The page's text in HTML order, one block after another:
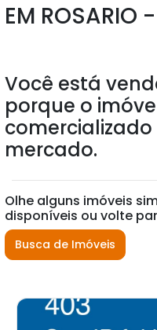
EM ROSARIO
Você está
porque o
mercado.
Olhe alguns imóveis
disponíveis ou volte
Busca de Imóveis